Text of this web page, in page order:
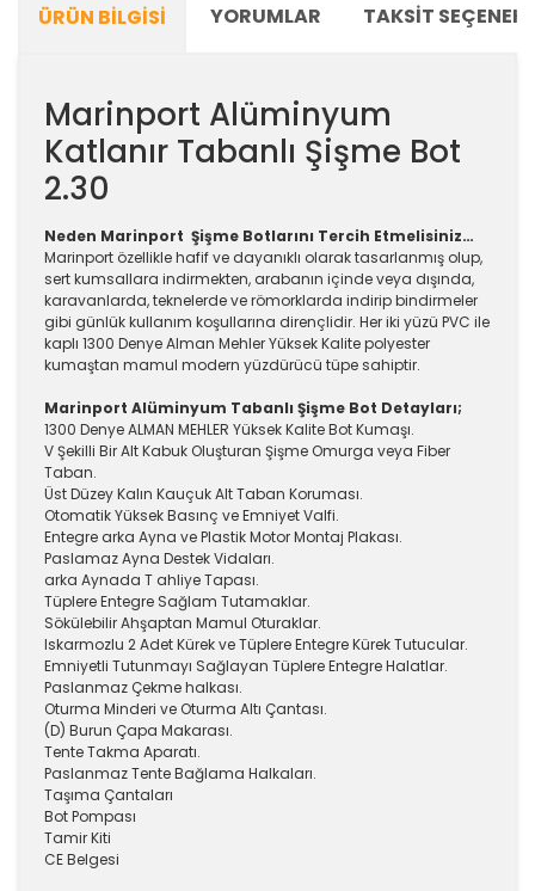
ÜRÜN BILGISI YORUMLAR TAKSIT
Marinport Alüminyum
Katlanır Tabanlı Şişme Bot
2.30
Neden Marinport Şişme Botlarını Tercih Etmelisiniz…
Marinport özellikle hafif ve dayanıklı olarak tasarlanmış olup,
sert kumsallara indirmekten, arabanın içinde veya dışında,
karavanlarda, teknelerde ve römorklarda indirip bindirmeler
gibi günlük kullanım koşullarına dirençlidir. Her iki yüzü PVC ile
kaplı 1300 Denye Alman Mehler Yüksek Kalite polyester
kumaştan mamul modern yüzdürücü tüpe sahiptir.
Marinport Alüminyum Tabanlı Şişme Bot Detayları;
1300 Denye ALMAN MEHLER Yüksek Kalite Bot Kumaşı.
V Şekilli Bir Alt Kabuk Oluşturan Şişme Omurga veya Fiber
Taban.
Üst Düzey Kalın Kauçuk Alt Taban Koruması.
Otomatik Yüksek Basınç ve Emniyet Valfi.
Entegre arka Ayna ve Plastik Motor Montaj Plakası.
Paslamaz Ayna Destek Vidaları.
arka Aynada T ahliye Tapası.
Tüplere Entegre Sağlam Tutamaklar.
Sökülebilir Ahşaptan Mamul Oturaklar.
Iskarmozlu 2 Adet Kürek ve Tüplere Entegre Kürek Tutucular.
Emniyetli Tutunmayı Sağlayan Tüplere Entegre Halatlar.
Paslanmaz Çekme halkası.
Oturma Minderi ve Oturma Altı Çantası.
(D) Burun Çapa Makarası.
Tente Takma Aparatı.
Paslanmaz Tente Bağlama Halkaları.
Taşıma Çantaları
Bot Pompası
Tamir Kiti
CE Belgesi